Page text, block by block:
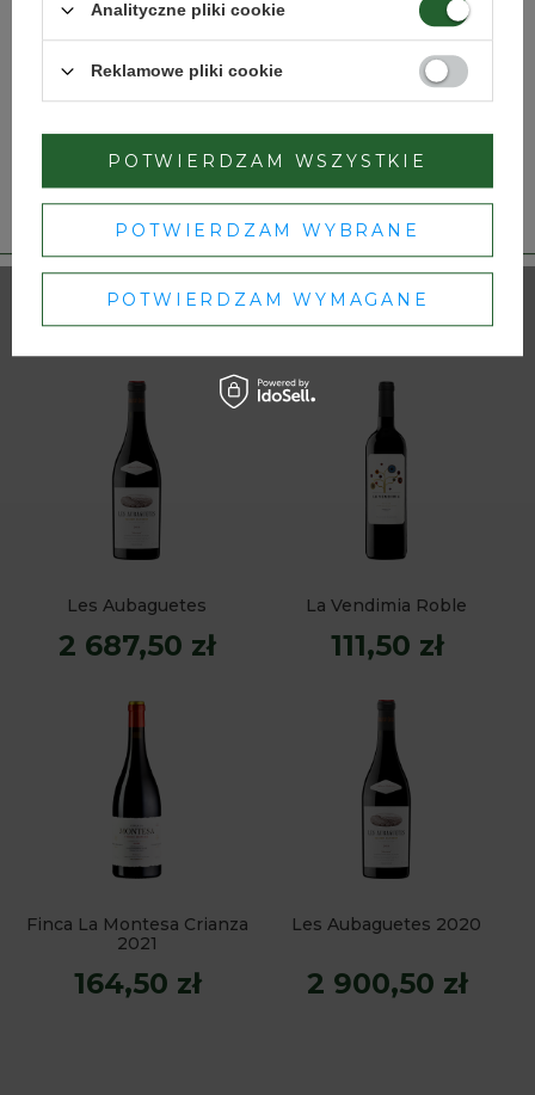
280,00 zł
Crianza w drewnianej
518,50 zł
Les Aubaguetes
2 687,50 zł
La Vendimia Roble
111,50 zł
Finca La Montesa Crianza
2021
164,50 zł
Les Aubaguetes 2020
2 900,50 zł
Czy masz ukończone 18 lat?
TAK NIE
Dbamy o Twoją prywatność
Analityczne pliki cookie
Reklamowe pliki cookie
POTWIERDZAM WYBRANE
POTWIERDZAM WYMAGANE
POTWIERDZAM WSZYSTKIE